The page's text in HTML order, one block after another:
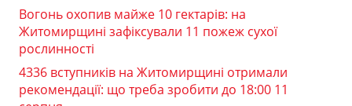
Вогонь охопив майже 10 гектарів: на
Житомирщині зафіксували 11 пожеж сухої
рослинності
4336 вступників на Житомирщині отримали
рекомендації: що треба зробити до 18:00 11